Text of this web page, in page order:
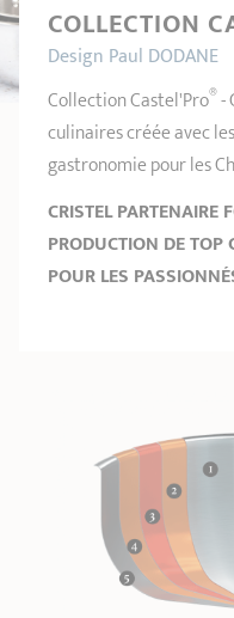
GUIDE D'ACHAT
RECETTES & CONSEILS
REFAIRE L'ANTIADHÉSIF
SECONDE VIE
MAISON CRISTEL
roaster
Poissons
Couvercles
Entretien
Notre sélection
COLLECTION
Design Paul DODANE
Collection Castel'Pro®-
culinaires créée avec
gastronomie pour les
CRISTEL PARTENAIRE
PRODUCTION DE TOP
POUR LES